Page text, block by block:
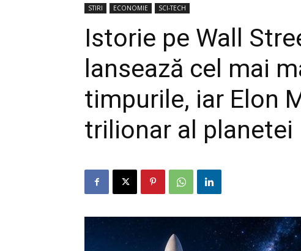
STIRI ECONOMIE SCI-TECH
Istorie pe Wall
lansează cel mai
timpurile, iar Elon
trilionar al planetei